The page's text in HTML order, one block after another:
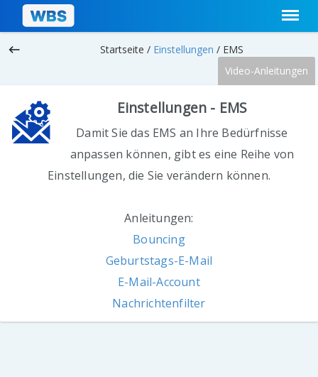
keyboard_backspace Startseite / Einstellungen / EMS
Video-Anleitungen
Einstellungen - EMS
Damit Sie das EMS an Ihre Bedürfnisse
anpassen können, gibt es eine Reihe von
Einstellungen, die Sie verändern können.
Anleitungen:
Bouncing
Geburtstags-E-Mail
E-Mail-Account
Nachrichtenfilter